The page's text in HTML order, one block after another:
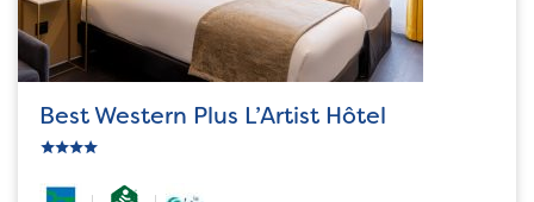
Best Western Plus L’Artist Hôtel
ic_star
ic_star
ic_star